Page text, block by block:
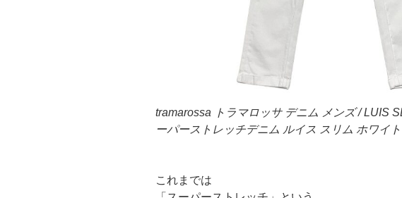
tramarossa トラマロッサ デニム メンズ / LUIS
ーパーストレッチデニム ルイス スリム ホワイト
これまでは